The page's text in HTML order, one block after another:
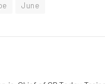
June